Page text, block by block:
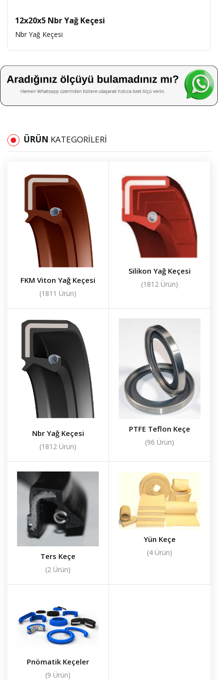
12x20x5 Nbr Yağ Keçesi
Nbr Yağ Keçesi
ÜRÜN KATEGORILERI
FKM Viton Yağ Keçesi
(1811 Ürün)
Silikon Yağ Keçesi
(1812 Ürün)
Nbr Yağ Keçesi
(1812 Ürün)
PTFE Teflon Keçe
(96 Ürün)
Ters Keçe
(2 Ürün)
Yün Keçe
(4 Ürün)
Pnömatik Keçeler
(9 Ürün)